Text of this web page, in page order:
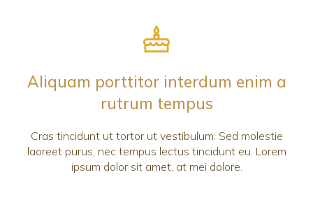
Aliquam porttitor interdum enim a
rutrum tempus
Cras tincidunt ut tortor ut vestibulum. Sed molestie
laoreet purus, nec tempus lectus tincidunt eu. Lorem
ipsum dolor sit amet, at mei dolore.